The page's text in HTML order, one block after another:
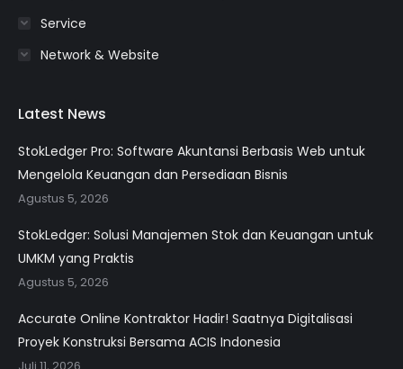
Service
Network & Website
Latest News
StokLedger Pro: Software Akuntansi Berbasis Web untuk
Mengelola Keuangan dan Persediaan Bisnis
Agustus 5, 2026
StokLedger: Solusi Manajemen Stok dan Keuangan untuk
UMKM yang Praktis
Agustus 5, 2026
Accurate Online Kontraktor Hadir! Saatnya Digitalisasi
Proyek Konstruksi Bersama ACIS Indonesia